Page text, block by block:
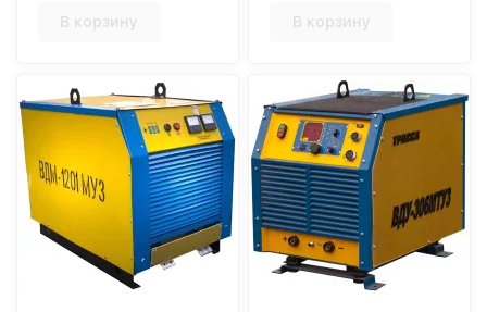
В корзину В корзину